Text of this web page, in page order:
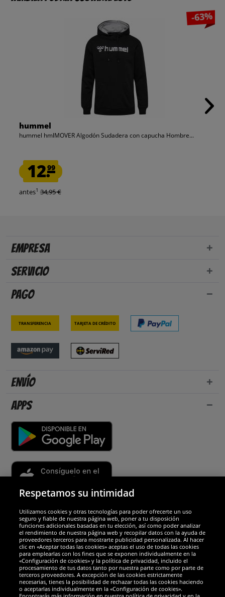
-63%
hummel
hummel hmlMOVER Algodón Sudadera con capucha Hombre...
12.99
antes1 34,95 €
Empresa
Servicio
Pago
Transferencia Tarjeta de crédito
Envío
Apps
Socios y seguridad
Galardones
Respetamos su intimidad
Utilizamos cookies y otras tecnologías para poder ofrecerte un uso
seguro y fiable de nuestra página web, poner a tu disposición
funciones adicionales basadas en tu elección, así como poder analizar
el rendimiento de nuestra página web y recopilar datos con la ayuda de
proveedores terceros para mostrarte publicidad personalizada. Al hacer
clic en «Aceptar todas las cookies» aceptas el uso de todas las cookies
para emplearlas con los fines que se exponen individualmente en la
«Configuración de cookies» y la política de privacidad, incluido el
procesamiento de tus datos tanto por nuestra parte como por parte de
terceros proveedores. A excepción de las cookies estrictamente
necesarias, tienes la posibilidad de rechazar todas las cookies haciendo
o aceptarlas individualmente en la «Configuración de cookies».